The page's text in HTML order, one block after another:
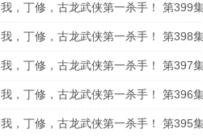
我，丁修，古龙武侠第一杀手！ 第399
我，丁修，古龙武侠第一杀手！ 第398
我，丁修，古龙武侠第一杀手！ 第397
我，丁修，古龙武侠第一杀手！ 第396
我，丁修，古龙武侠第一杀手！ 第395